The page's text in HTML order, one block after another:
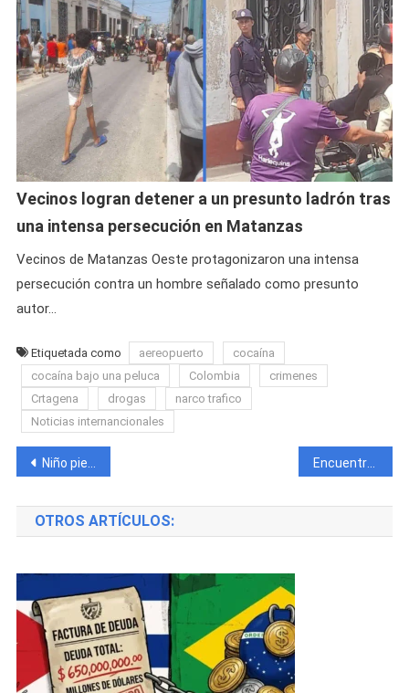
Vecinos logran detener a un presunto ladrón tras
una intensa persecución en Matanzas
Vecinos de Matanzas Oeste protagonizaron una intensa
persecución contra un hombre señalado como presunto
autor…
Etiquetada como aereopuerto
cocaína
cocaína bajo una peluca
Colombia
crimenes
Crtagena
drogas
narco trafico
Noticias internancionales
Navegación
de
entradas
Niño pierde la vida tras caer en una alcantarilla durante una inundación en La Habana Encuentran el cuerpo del niño fallecido tras caerse por una alcantarilla en La Habana
OTROS ARTÍCULOS: